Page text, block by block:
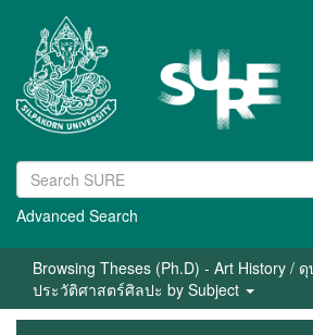
Advanced Search
Browsing Theses (Ph.D) - Art History /
ประวัติศาสตร์ศิลปะ by Subject